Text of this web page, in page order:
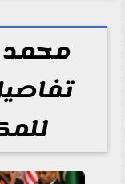
محمد